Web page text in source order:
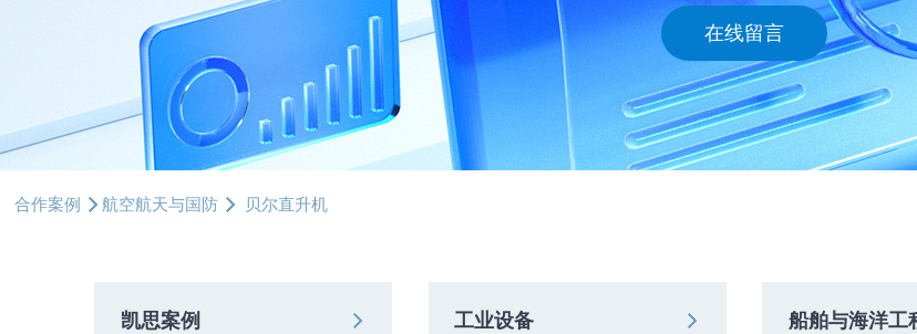
凯思产品
建筑、工程与施工
航空航天与国防
船舶与海洋工程
能源与材料
在线留言
合作案例 航空航天与国防 贝尔直升机
凯思案例 工业设备 船舶与海洋工